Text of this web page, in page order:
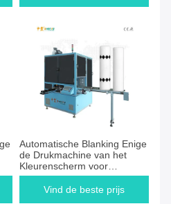
Automatische Blanking Enige
de Drukmachine van het
Kleurenscherm voor
Ceramische Buis
Vind de beste prijs